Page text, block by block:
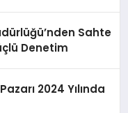
Sahte
Denetim
2024 Yılında